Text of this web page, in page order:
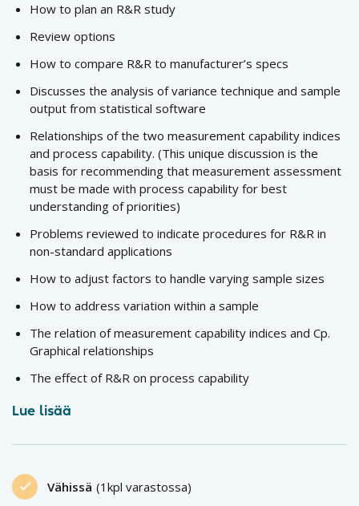
How to plan an R&R study
Review options
How to compare R&R to manufacturer’s specs
Discusses the analysis of variance technique and sample
output from statistical software
Relationships of the two measurement capability indices
and process capability. (This unique discussion is the
basis for recommending that measurement assessment
must be made with process capability for best
understanding of priorities)
Problems reviewed to indicate procedures for R&R in
non-standard applications
How to adjust factors to handle varying sample sizes
How to address variation within a sample
The relation of measurement capability indices and Cp.
Graphical relationships
The effect of R&R on process capability
Lue lisää
Vähissä (1kpl varastossa)